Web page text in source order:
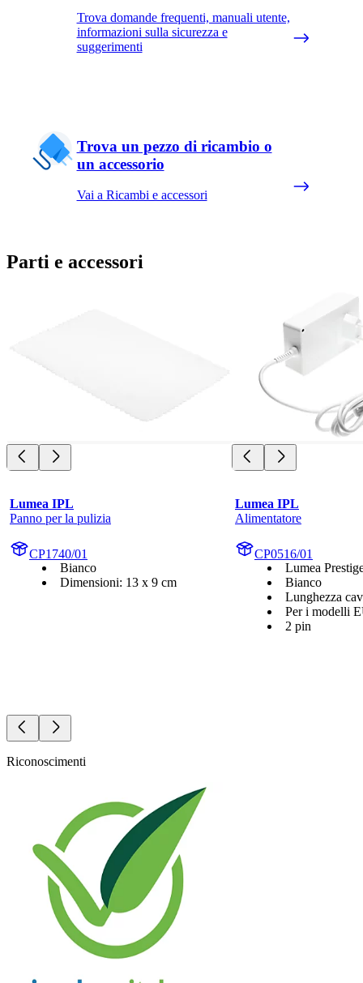
Trova domande frequenti, manuali utente,
informazioni sulla sicurezza e
suggerimenti
Trova un pezzo di ricambio o
un accessorio
Vai a Ricambi e accessori
Parti e accessori
Lumea IPL
Panno per la pulizia
CP1740/01
Bianco
Dimensioni: 13 x 9 cm
Lumea IPL
Alimentatore
CP0516/01
Lumea
Bianco
Lunghezza
Per i modelli
2 pin
Riconoscimenti